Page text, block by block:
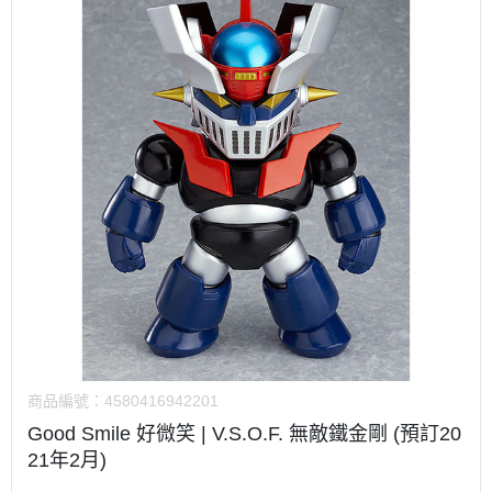
商品編號： 4580416942201
Good Smile 好微笑 | V.S.O.F. 無敵鐵金剛 (預訂20
21年2月)